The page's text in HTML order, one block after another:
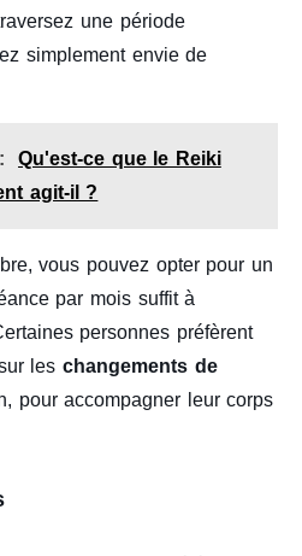
une période
simplement envie de
Qu'est-ce que le Reiki
agit-il ?
vous pouvez opter pour un
par mois suffit à
personnes préfèrent
leschangements de
pour accompagner leur corps